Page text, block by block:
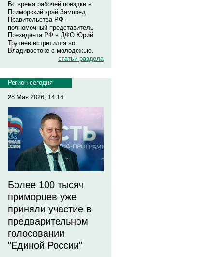
Во время рабочей поездки в
Приморский край Зампред
Правительства РФ –
полномочный представитель
Президента РФ в ДФО Юрий
Трутнев встретился во
Владивостоке с молодежью.
статьи раздела
Регион сегодня
28 Мая 2026, 14:14
Более 100 тысяч
приморцев уже
приняли участие в
предварительном
голосовании
"Единой России"